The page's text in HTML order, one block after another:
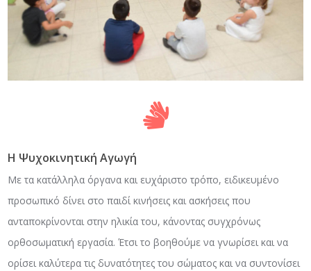
Η Ψυχοκινητική Αγωγή
Με τα κατάλληλα όργανα και ευχάριστο τρόπο, ειδικευμένο
προσωπικό δίνει στο παιδί κινήσεις και ασκήσεις που
ανταποκρίνονται στην ηλικία του, κάνοντας συγχρόνως
ορθοσωματική εργασία. Έτσι το βοηθούμε να γνωρίσει και να
ορίσει καλύτερα τις δυνατότητες του σώματος και να συντονίσει